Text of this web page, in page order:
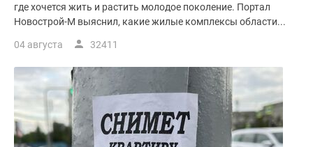
где хочется жить и растить молодое поколение. Портал
Новострой-М выяснил, какие жилые комплексы области...
04 августа 32411